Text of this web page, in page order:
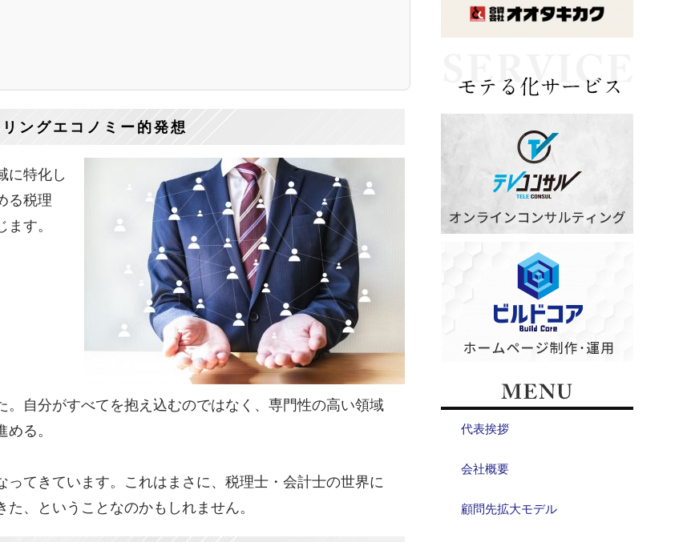
ングエコノミー的発想
に特化し
る税理
す。
。自分がすべてを抱え込むのではなく、専門性の高い領域
る。
てきています。これはまさに、税理士・会計士の世界に
た、ということなのかもしれません。
代表挨拶
会社概要
顧問先拡大モデル